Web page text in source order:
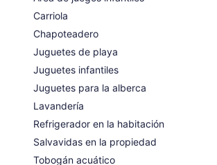
Jardín
Asador
Tienda de regalos o puesto de periódicos
Cajero automático o servicios bancarios
Elevador
No se permite fumar en la propiedad
Bar en la playa
Cafetería
Bar junto a la alberca
Carriola
Chapoteadero
Juguetes de playa
Juguetes infantiles
Juguetes para la alberca
Lavandería
Refrigerador en la habitación
Salvavidas en la propiedad
Tobogán acuático